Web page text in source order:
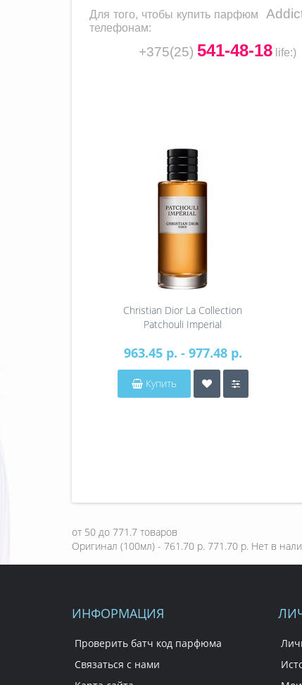
Для того, чтобы купить парфюм
телефонам:
+375(25) 541-48-18 life:)
Christian Dior La Collection
Patchouli Imperial
963.45 р. - 977.48 р.
Купить
от 50 до 771.7 товаров
Оригинал (100мл) - 761.70 р. 771.70 р. Нет в
ИНФОРМАЦИЯ
Проверить батч код парфюма
Связаться с нами